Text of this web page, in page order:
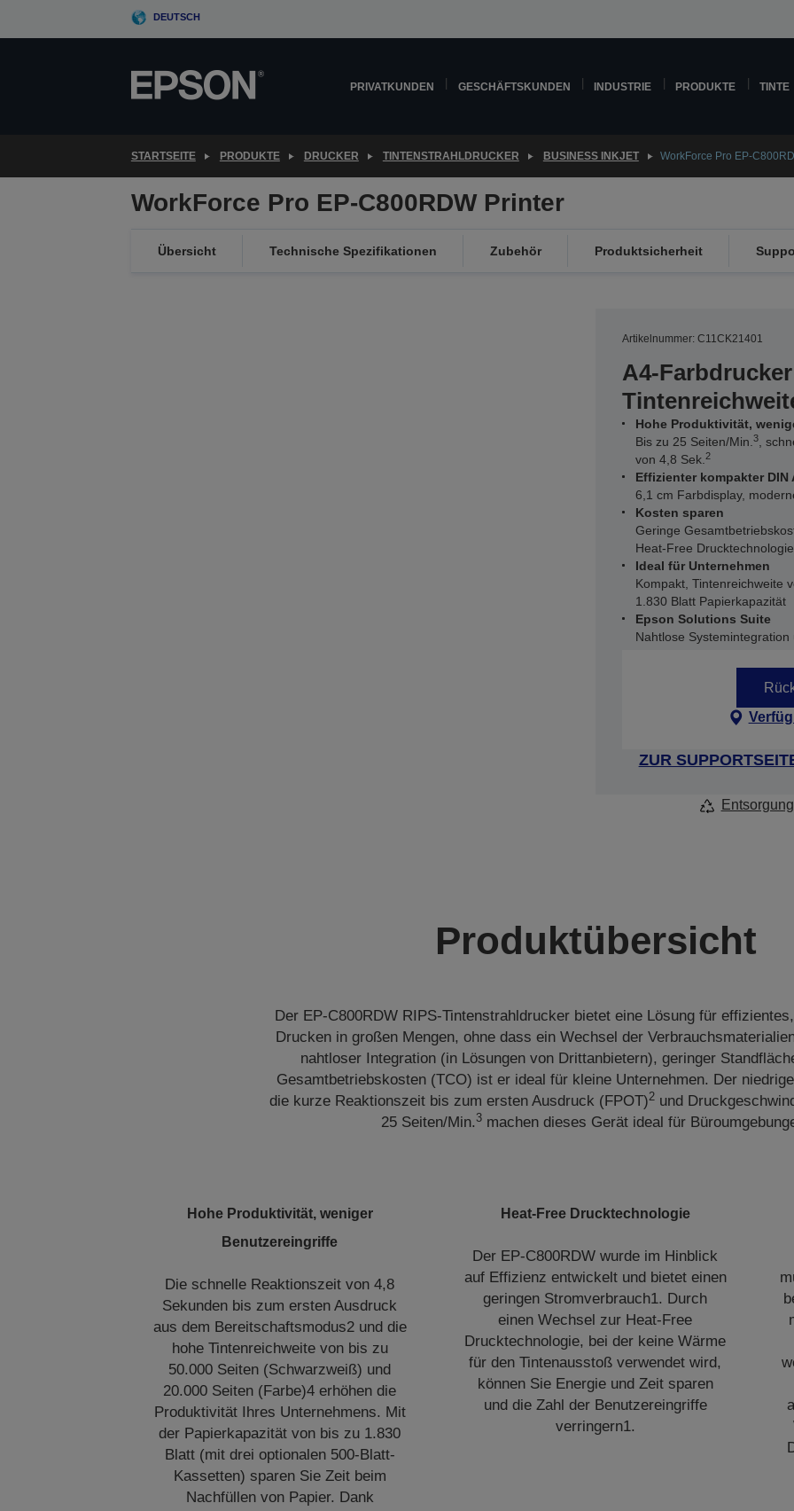
DEUTSCH
PRIVATKUNDEN GESCHÄFTSKUNDEN INDUSTRIE PRODUKTE TINTE
STARTSEITE PRODUKTE DRUCKER TINTENSTRAHLDRUCKER BUSINESS INKJET WorkForce Pro EP-
WorkForce Pro EP-C800RDW Printer
Übersicht Technische Spezifikationen Zubehör Produktsicherheit
Artikelnummer: C11CK21401
A4-
Hohe Produktivität,
Bis zu 25 Seiten/Min. 3
,
von 4,8 Sek. 2
Effizienter kompakter DIN
6,1 cm Farbdisplay,
Kosten sparen
Geringe
Heat-Free
Ideal für Unternehmen
Kompakt, Tintenreichweite
1.830 Blatt Papierkapazität
Epson Solutions Suite
Nahtlose
ZUR
Produktübersicht
Der EP-C800RDW RIPS-Tintenstrahldrucker bietet eine Lösung für
Drucken in großen Mengen, ohne dass ein Wechsel der
nahtloser Integration (in Lösungen von Drittanbietern), geringer
Gesamtbetriebskosten (TCO) ist er ideal für kleine Unternehmen. Der
die kurze Reaktionszeit bis zum ersten Ausdruck (FPOT)2 und
25 Seiten/Min. 3 machen dieses Gerät ideal für
Hohe Produktivität, weniger
Benutzereingriffe
Die schnelle Reaktionszeit von 4,8
Sekunden bis zum ersten Ausdruck
aus dem Bereitschaftsmodus2 und die
hohe Tintenreichweite von bis zu
50.000 Seiten (Schwarzweiß) und
20.000 Seiten (Farbe)4 erhöhen die
Produktivität Ihres Unternehmens. Mit
der Papierkapazität von bis zu 1.830
Blatt (mit drei optionalen 500-Blatt-
Kassetten) sparen Sie Zeit beim
Nachfüllen von Papier. Dank
Heat-Free Drucktechnologie
Der EP-C800RDW wurde im Hinblick
auf Effizienz entwickelt und bietet einen
geringen Stromverbrauch1. Durch
einen Wechsel zur Heat-Free
Drucktechnologie, bei der keine Wärme
für den Tintenausstoß verwendet wird,
können Sie Energie und Zeit sparen
und die Zahl der Benutzereingriffe
verringern1.